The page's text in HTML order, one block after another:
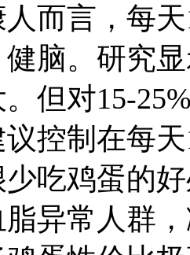
人而言，每
脑。研究
但对15-
控制在每
吃鸡蛋的
脂异常人群